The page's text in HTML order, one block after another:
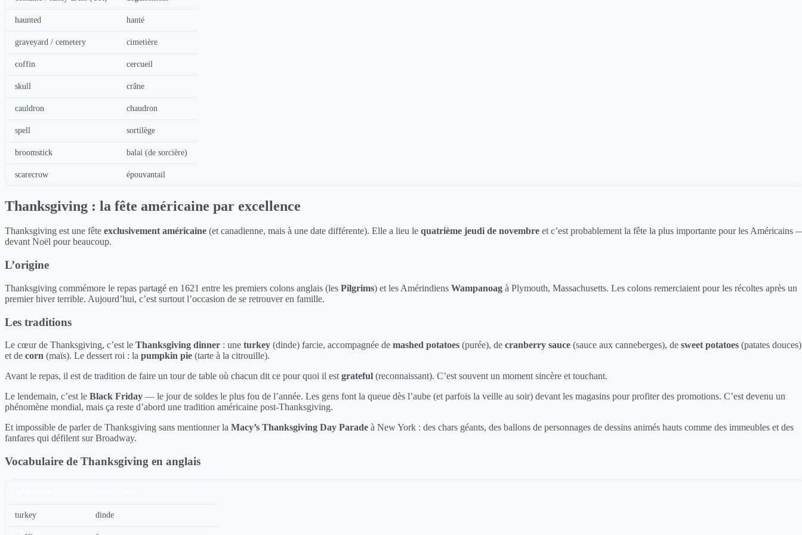
haunted hanté
graveyard / cemetery cimetière
coffin cercueil
skull crâne
cauldron chaudron
spell sortilège
broomstick balai (de sorcière)
scarecrow épouvantail
Thanksgiving : la fête américaine par excellence
Thanksgiving est une fête exclusivement américaine (et canadienne, mais à une date différente). Elle a lieu le quatrième jeudi de novembre et c’est probablement la fête la plus importante pour les Américains
devant Noël pour beaucoup.
L’origine
Thanksgiving commémore le repas partagé en 1621 entre les premiers colons anglais (les Pilgrims) et les Amérindiens Wampanoag à Plymouth, Massachusetts. Les colons remerciaient pour les récoltes après un
premier hiver terrible. Aujourd’hui, c’est surtout l’occasion de se retrouver en famille.
Les traditions
Le cœur de Thanksgiving, c’est le Thanksgiving dinner : une turkey (dinde) farcie, accompagnée de mashed potatoes (purée), de cranberry sauce (sauce aux canneberges), de sweet potatoes (patates douces)
et de corn (maïs). Le dessert roi : la pumpkin pie (tarte à la citrouille).
Avant le repas, il est de tradition de faire un tour de table où chacun dit ce pour quoi il est grateful (reconnaissant). C’est souvent un moment sincère et touchant.
Le lendemain, c’est le Black Friday — le jour de soldes le plus fou de l’année. Les gens font la queue dès l’aube (et parfois la veille au soir) devant les magasins pour profiter des promotions. C’est devenu un
phénomène mondial, mais ça reste d’abord une tradition américaine post-Thanksgiving.
Et impossible de parler de Thanksgiving sans mentionner la Macy’s Thanksgiving Day Parade à New York : des chars géants, des ballons de personnages de dessins animés hauts comme des immeubles et des
fanfares qui défilent sur Broadway.
Vocabulaire de Thanksgiving en anglais
turkey dinde